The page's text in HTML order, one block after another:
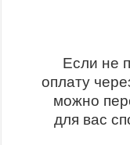
Если не
оплату
можно
для вас